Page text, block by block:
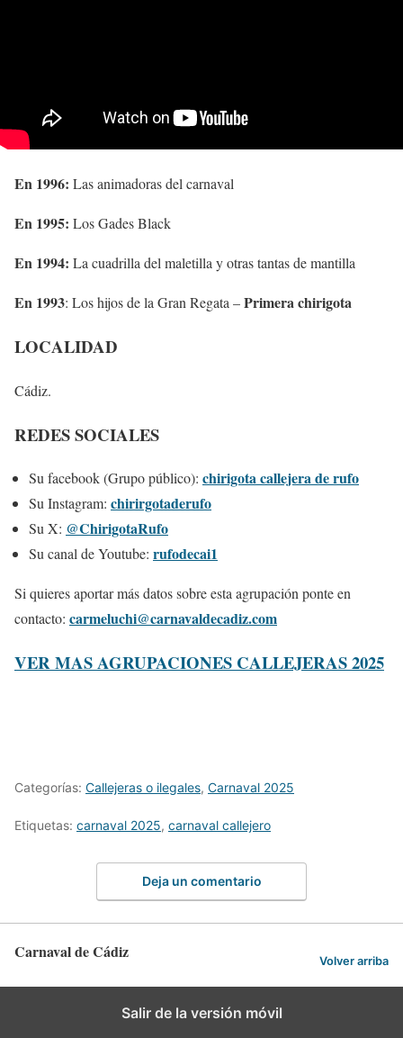
En 1996: Las animadoras del carnaval
En 1995: Los Gades Black
En 1994: La cuadrilla del maletilla y otras tantas de mantilla
En 1993: Los hijos de la Gran Regata –Primera chirigota
LOCALIDAD
Cádiz.
REDES SOCIALES
Su facebook (Grupo público): chirigota callejera de rufo
Su Instagram: chirirgotaderufo
Su X: @ChirigotaRufo
Su canal de Youtube: rufodecai1
Si quieres aportar más datos sobre esta agrupación ponte en
contacto: carmeluchi@carnavaldecadiz.com
VER MAS AGRUPACIONES CALLEJERAS 2025
Categorías: Callejeras o ilegales, Carnaval 2025
Etiquetas: carnaval 2025, carnaval callejero
Deja un comentario
Carnaval de Cádiz Volver arriba
Salir de la versión móvil